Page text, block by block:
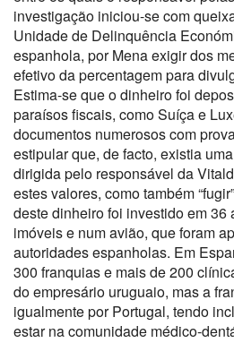
investigação iniciou-se com
Unidade de Delinquência
espanhola, por Mena exigir dos
efetivo da percentagem para
Estima-se que o dinheiro foi
paraísos fiscais, como Suíça e
documentos numerosos com
estipular que, de facto, existia
dirigida pelo responsável da
estes valores, como também
deste dinheiro foi investido em 36
imóveis e num avião, que foram
autoridades espanholas. Em
300 franquias e mais de 200
do empresário uruguaio, mas a
igualmente por Portugal, tendo
estar na comunidade médico-